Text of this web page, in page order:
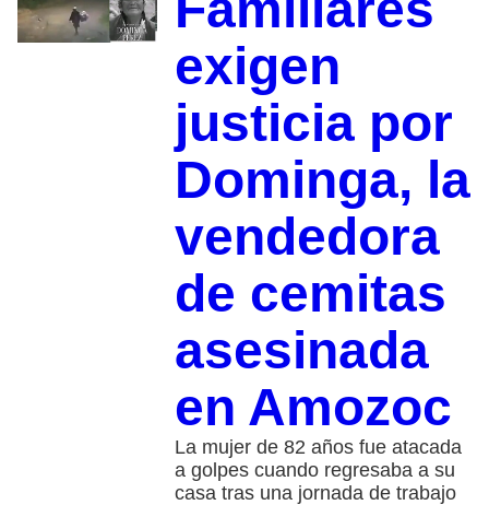
exigen
justicia por
Dominga, la
vendedora
de cemitas
asesinada
en Amozoc
La mujer de 82 años fue atacada
a golpes cuando regresaba a su
casa tras una jornada de trabajo